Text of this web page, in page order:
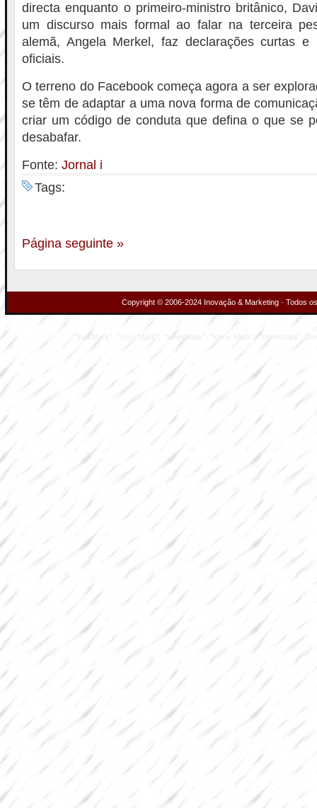
directa enquanto o primeiro-ministro britânico,
um discurso mais formal ao falar na terceira
alemã, Angela Merkel, faz declarações curtas e
oficiais.
O terreno do Facebook começa agora a ser
se têm de adaptar a uma nova forma de
criar um código de conduta que defina o que se
desabafar.
Fonte: Jornal i
Tags:
Página seguinte »
Copyright © 2006-2024 Inovação & Marketing · Todos
"InovMark" , "Inov Mark", "InnovMark", "Innov Mark", "Inovemark",